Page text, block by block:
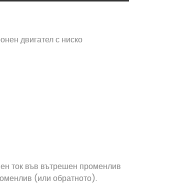
двигател с ниско
ток във вътрешен променлив
(или обратното).